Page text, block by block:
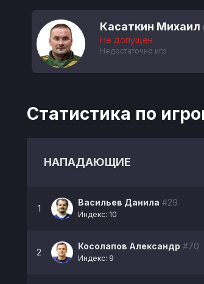
Касаткин Михаил
Не допущен
Недостаточно игр
Статистика по
НАПАДАЮЩИЕ
1
Васильев Данила #29
Индекс: 10
2
Косолапов Александр #70
Индекс: 9